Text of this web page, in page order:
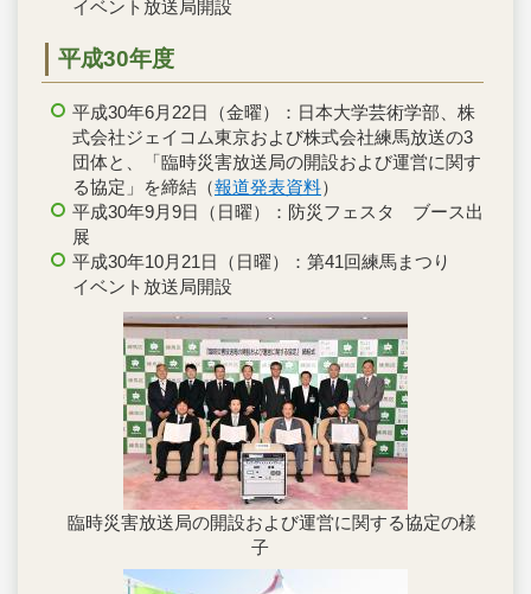
イベント放送局開設
平成30年度
平成30年6月22日（金曜）：日本大学芸術学部、株
式会社ジェイコム東京および株式会社練馬放送の3
団体と、「臨時災害放送局の開設および運営に関す
る協定」を締結（報道発表資料）
平成30年9月9日（日曜）：防災フェスタ ブース出
展
平成30年10月21日（日曜）：第41回練馬まつり
イベント放送局開設
臨時災害放送局の開設および運営に関する協定の様
子